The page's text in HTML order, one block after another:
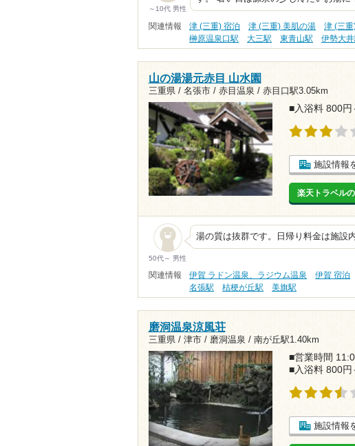
～10代 男性
関連情報 津 (三重) 宿泊 津 (三重) 美肌の湯 津 (三
榊原温泉口駅
大三駅 東青山駅 伊勢大
山の湯湯元赤目 山水園
三重県 / 名張市 / 赤目温泉 / 赤目口駅3.05km
■入浴料 800円
施設情報
楽天トラベル
50代～ 男性
湯の質は抜群です。日帰り料金は施設
関連情報 伊賀 ラドン温泉、ラジウム温泉 伊賀 宿泊
名張駅
桔梗が丘駅 美旗駅
磨洞温泉涼風荘
三重県 / 津市 / 磨洞温泉 / 南が丘駅1.40km
■営業時間
■入浴料 800円
施設情報